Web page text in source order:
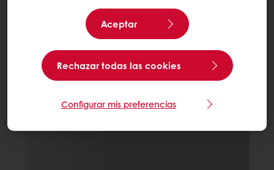
Aceptar
Rechazar todas las cookies
Configurar mis preferencias